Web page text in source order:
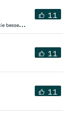
N
ewnote Financial -- Bitcoin-Aktie besser als Marihuana stocks?
11
11
11